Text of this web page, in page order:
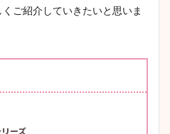
ご紹介していきたいと思いま
ーズ